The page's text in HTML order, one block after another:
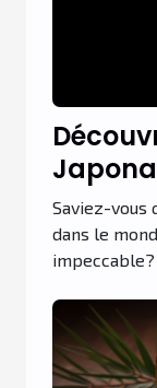
Saviez-vous
dans le
impeccable?